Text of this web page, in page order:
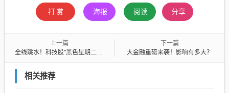
打赏 海报 阅读 分享
上一篇
全线跳水！科技股“黑色星期二”！两大芯片巨头双双重挫
下一篇
大金融重磅来袭！影响有多大？
相关推荐